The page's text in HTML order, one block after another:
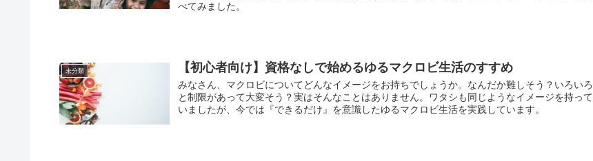
べてみました。
未分類 【初心者向け】資格なしで始めるゆるマクロビ生活のすすめ
みなさん、マクロビについてどんなイメージをお持ちでしょうか。なんだか難しそう？いろいろ
と制限があって大変そう？実はそんなことはありません。ワタシも同じようなイメージを持って
いましたが、今では『できるだけ』を意識したゆるマクロビ生活を実践しています。